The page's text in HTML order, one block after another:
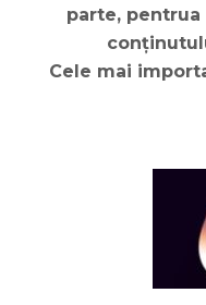
parte,
Cele mai